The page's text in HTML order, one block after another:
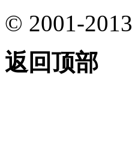
© 2001-2013
返回顶部